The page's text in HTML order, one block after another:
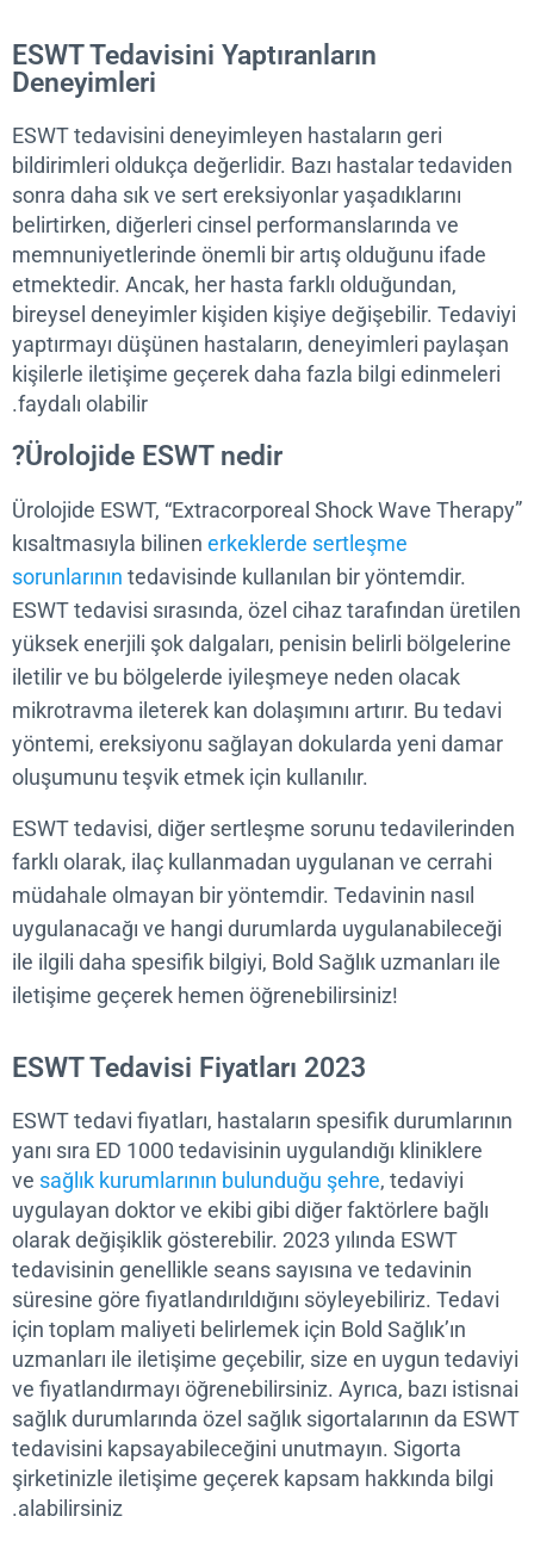
ESWT Tedavisini Yaptıranların
Deneyimleri
ESWT tedavisini deneyimleyen hastaların geri
bildirimleri oldukça değerlidir. Bazı hastalar
sonra daha sık ve sert ereksiyonlar yaşadıklarını
belirtirken, diğerleri cinsel performanslarında ve
memnuniyetlerinde önemli bir artış olduğunu ifade
etmektedir. Ancak, her hasta farklı olduğundan,
bireysel deneyimler kişiden kişiye değişebilir.
yaptırmayı düşünen hastaların, deneyimleri
kişilerle iletişime geçerek daha fazla bilgi
faydalı olabilir.
Ürolojide ESWT nedir?
Ürolojide ESWT, “Extracorporeal Shock Wave
kısaltmasıyla bilinenerkeklerde sertleşme
sorunlarınıntedavisinde kullanılan bir yöntemdir.
ESWT tedavisi sırasında, özel cihaz tarafından
yüksek enerjili şok dalgaları, penisin belirli
iletilir ve bu bölgelerde iyileşmeye neden olacak
mikrotravma ileterek kan dolaşımını artırır. Bu
yöntemi, ereksiyonu sağlayan dokularda yeni
oluşumunu teşvik etmek için kullanılır.
ESWT tedavisi, diğer sertleşme sorunu
farklı olarak, ilaç kullanmadan uygulanan ve
müdahale olmayan bir yöntemdir. Tedavinin nasıl
uygulanacağı ve hangi durumlarda
ile ilgili daha spesifik bilgiyi, Bold Sağlık uzmanları
iletişime geçerek hemen öğrenebilirsiniz!
ESWT Tedavisi Fiyatları 2023
ESWT tedavi fiyatları, hastaların spesifik
yanı sıra ED 1000 tedavisinin uygulandığı kliniklere
vesağlık kurumlarının bulunduğu şehre, tedaviyi
uygulayan doktor ve ekibi gibi diğer faktörlere
olarak değişiklik gösterebilir. 2023 yılında ESWT
tedavisinin genellikle seans sayısına ve tedavinin
süresine göre fiyatlandırıldığını söyleyebiliriz.
için toplam maliyeti belirlemek için Bold Sağlık’ın
uzmanları ile iletişime geçebilir, size en uygun
ve fiyatlandırmayı öğrenebilirsiniz. Ayrıca, bazı
sağlık durumlarında özel sağlık sigortalarının da
tedavisini kapsayabileceğini unutmayın. Sigorta
şirketinizle iletişime geçerek kapsam hakkında
alabilirsiniz.